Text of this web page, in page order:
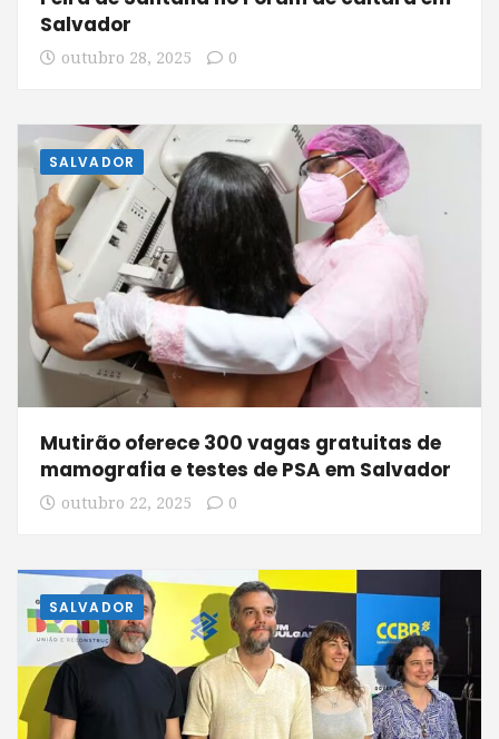
Salvador
outubro 28, 2025 0
SALVADOR
Mutirão oferece 300 vagas gratuitas de
mamografia e testes de PSA em Salvador
outubro 22, 2025 0
SALVADOR